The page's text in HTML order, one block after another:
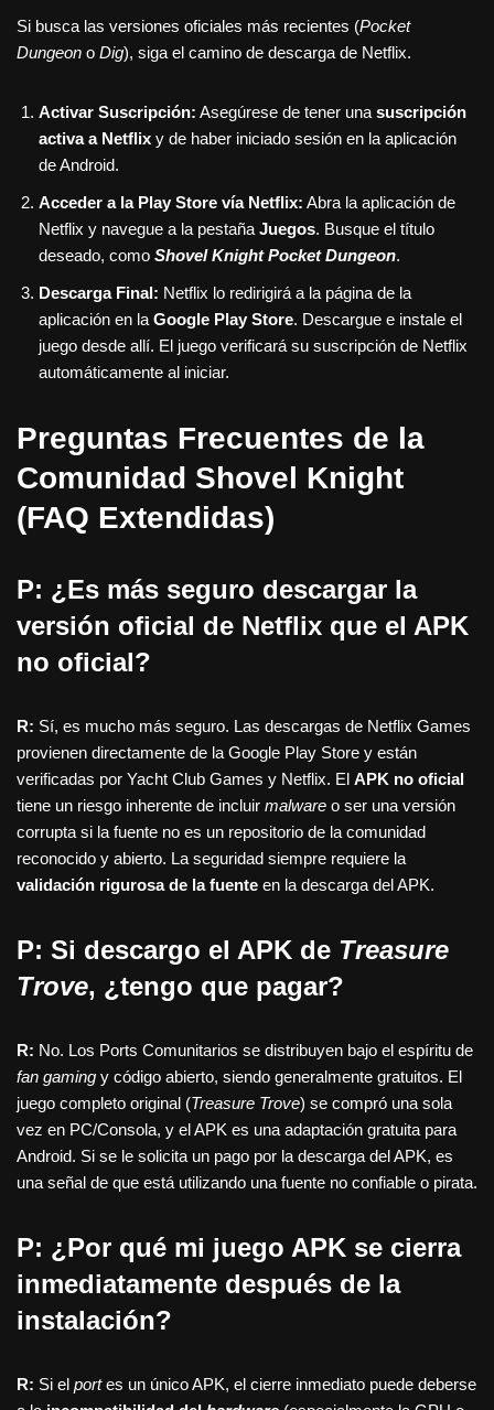
Si busca las versiones oficiales más recientes (Pocket
Dungeon o Dig), siga el camino de descarga de Netflix.
Activar Suscripción: Asegúrese de tener una suscripción
activa a Netflix y de haber iniciado sesión en la aplicación
de Android.
Acceder a la Play Store vía Netflix: Abra la aplicación de
Netflix y navegue a la pestaña Juegos. Busque el título
deseado, como Shovel Knight Pocket Dungeon.
Descarga Final: Netflix lo redirigirá a la página de la
aplicación en la Google Play Store. Descargue e instale el
juego desde allí. El juego verificará su suscripción de Netflix
automáticamente al iniciar.
Preguntas Frecuentes de la
Comunidad Shovel Knight
(FAQ Extendidas)
P: ¿Es más seguro descargar la
versión oficial de Netflix que el APK
no oficial?
R: Sí, es mucho más seguro. Las descargas de Netflix Games
provienen directamente de la Google Play Store y están
verificadas por Yacht Club Games y Netflix. El APK no oficial
tiene un riesgo inherente de incluir malware o ser una versión
corrupta si la fuente no es un repositorio de la comunidad
reconocido y abierto. La seguridad siempre requiere la
validación rigurosa de la fuente en la descarga del APK.
P: Si descargo el APK de Treasure
Trove, ¿tengo que pagar?
R: No. Los Ports Comunitarios se distribuyen bajo el espíritu de
fan gaming y código abierto, siendo generalmente gratuitos. El
juego completo original (Treasure Trove) se compró una sola
vez en PC/Consola, y el APK es una adaptación gratuita para
Android. Si se le solicita un pago por la descarga del APK, es
una señal de que está utilizando una fuente no confiable o pirata.
P: ¿Por qué mi juego APK se cierra
inmediatamente después de la
instalación?
R: Si el portes un único APK, el cierre inmediato puede deberse